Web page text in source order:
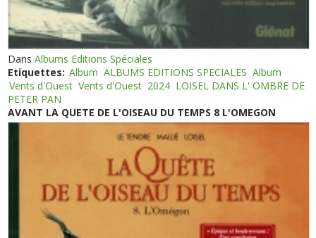
DansAlbums Editions Spéciales
Etiquettes: Album ALBUMS EDITIONS SPECIALES Album
Vents d'Ouest Vents d'Ouest 2024 LOISEL DANS L' OMBRE DE
PETER PAN
AVANT LA QUETE DE L'OISEAU DU TEMPS 8 L'OMEGON